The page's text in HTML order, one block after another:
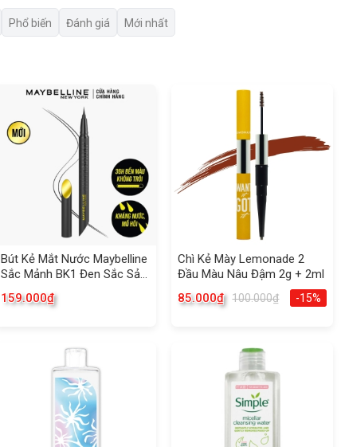
Phổ biến Đánh giá Mới nhất
Bút Kẻ Mắt Nước Maybelline
Sắc Mảnh BK1 Đen Sắc Sảo
159.000₫
Chì Kẻ Mày Lemonade 2
Đầu Màu Nâu Đậm 2g + 2ml
100.000₫
85.000₫ -15%